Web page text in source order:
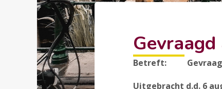
Betreft: Gevraagd
Uitgebracht d.d. 6